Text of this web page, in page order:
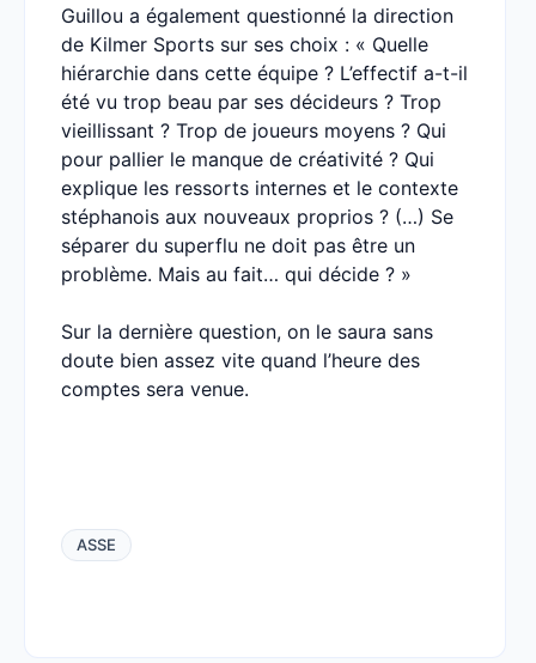
Guillou a également questionné la direction
de Kilmer Sports sur ses choix : « Quelle
hiérarchie dans cette équipe ? L’effectif a-t-il
été vu trop beau par ses décideurs ? Trop
vieillissant ? Trop de joueurs moyens ? Qui
pour pallier le manque de créativité ? Qui
explique les ressorts internes et le contexte
stéphanois aux nouveaux proprios ? (…) Se
séparer du superflu ne doit pas être un
problème. Mais au fait… qui décide ? »
Sur la dernière question, on le saura sans
doute bien assez vite quand l’heure des
comptes sera venue.
ASSE